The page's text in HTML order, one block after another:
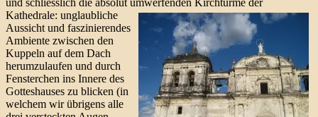
Kathedrale: unglaubliche
Aussicht und faszinierendes
Ambiente zwischen den
Kuppeln auf dem Dach
herumzulaufen und durch
Fensterchen ins Innere des
Gotteshauses zu blicken (in
welchem wir übrigens alle